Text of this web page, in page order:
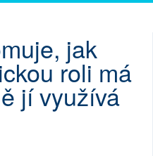
jak
roli má
jí využívá